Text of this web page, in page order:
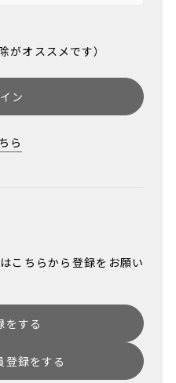
がオススメです）
ン
ら
こちらから登録をお願い
をする
登録をする